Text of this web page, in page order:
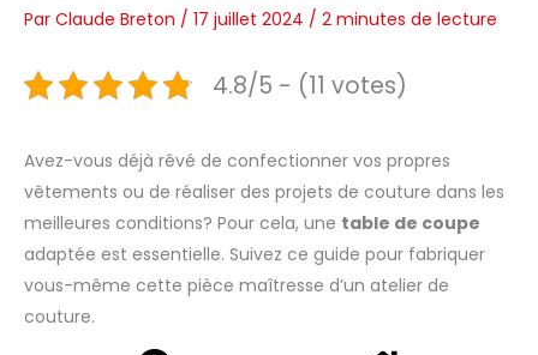
Par Claude Breton / 17 juillet 2024 / 2 minutes de lecture
4.8/5 - (11 votes)
Avez-vous déjà rêvé de confectionner vos propres
vêtements ou de réaliser des projets de couture dans les
meilleures conditions? Pour cela, une table de coupe
adaptée est essentielle. Suivez ce guide pour fabriquer
vous-même cette pièce maîtresse d’un atelier de
couture.